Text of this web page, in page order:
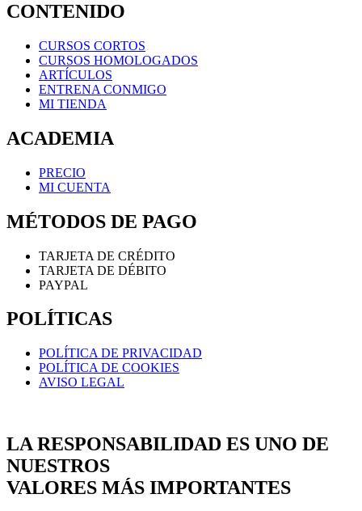
CONTENIDO
CURSOS CORTOS
CURSOS HOMOLOGADOS
ARTÍCULOS
ENTRENA CONMIGO
MI TIENDA
ACADEMIA
PRECIO
MI CUENTA
MÉTODOS DE PAGO
TARJETA DE CRÉDITO
TARJETA DE DÉBITO
PAYPAL
POLÍTICAS
POLÍTICA DE PRIVACIDAD
POLÍTICA DE COOKIES
AVISO LEGAL
LA RESPONSABILIDAD ES UNO DE
NUESTROS
VALORES MÁS IMPORTANTES